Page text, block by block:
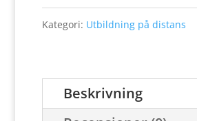
i
SEO
distans
här
Kategori: Utbildning på distans
Beskrivning